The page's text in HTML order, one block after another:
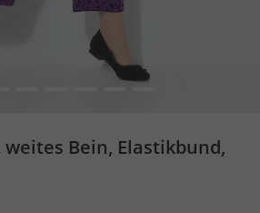
weites Bein, Elastikbund,